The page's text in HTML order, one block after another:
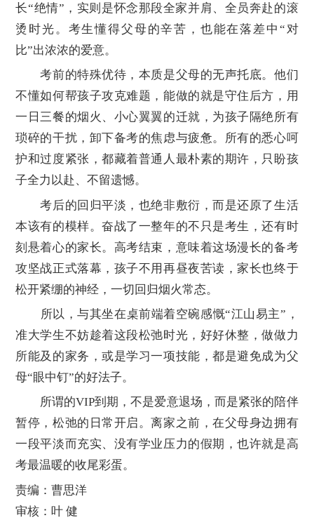
长“绝情”，实则是怀念那段全家并肩、全员奔赴的滚
烫时光。考生懂得父母的辛苦，也能在落差中“对
比”出浓浓的爱意。
考前的特殊优待，本质是父母的无声托底。他们
不懂如何帮孩子攻克难题，能做的就是守住后方，用
一日三餐的烟火、小心翼翼的迁就，为孩子隔绝所有
琐碎的干扰，卸下备考的焦虑与疲惫。所有的悉心呵
护和过度紧张，都藏着普通人最朴素的期许，只盼孩
子全力以赴、不留遗憾。
考后的回归平淡，也绝非敷衍，而是还原了生活
本该有的模样。奋战了一整年的不只是考生，还有时
刻悬着心的家长。高考结束，意味着这场漫长的备考
攻坚战正式落幕，孩子不用再昼夜苦读，家长也终于
松开紧绷的神经，一切回归烟火常态。
所以，与其坐在桌前端着空碗感慨“江山易主”，
准大学生不妨趁着这段松弛时光，好好休整，做做力
所能及的家务，或是学习一项技能，都是避免成为父
母“眼中钉”的好法子。
所谓的VIP到期，不是爱意退场，而是紧张的陪伴
暂停，松弛的日常开启。离家之前，在父母身边拥有
一段平淡而充实、没有学业压力的假期，也许就是高
考最温暖的收尾彩蛋。
责编：曹思洋
审核：叶 健